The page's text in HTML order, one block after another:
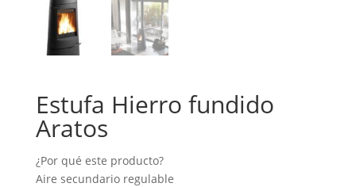
Estufa Hierro fundido
Aratos
¿Por qué este producto?
Aire secundario regulable